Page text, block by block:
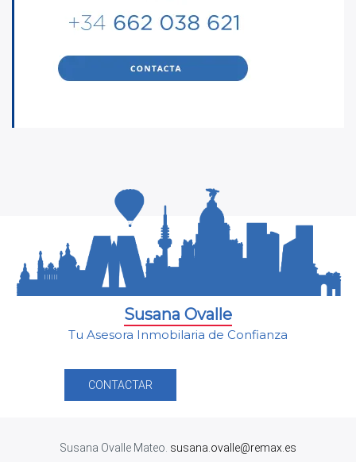
Susana Ovalle
Tu Asesora Inmobilaria de Confianza
CONTACTAR
Susana Ovalle Mateo. susana.ovalle@remax.es